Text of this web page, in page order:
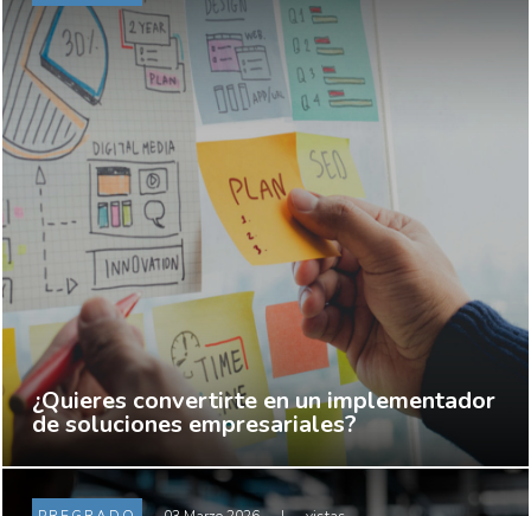
¿Quieres convertirte en un implementador
de soluciones empresariales?